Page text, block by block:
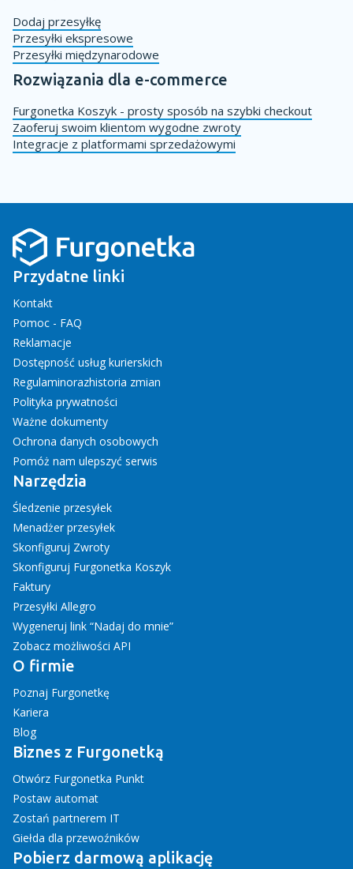
Dodaj przesyłkę
Przesyłki ekspresowe
Przesyłki międzynarodowe
Rozwiązania dla e-commerce
Furgonetka Koszyk - prosty sposób na szybki checkout
Zaoferuj swoim klientom wygodne zwroty
Integracje z platformami sprzedażowymi
Przydatne linki
Kontakt
Pomoc - FAQ
Reklamacje
Dostępność usług kurierskich
Regulaminorazhistoria zmian
Polityka prywatności
Ważne dokumenty
Ochrona danych osobowych
Pomóż nam ulepszyć serwis
Narzędzia
Śledzenie przesyłek
Menadżer przesyłek
Skonfiguruj Zwroty
Skonfiguruj Furgonetka Koszyk
Faktury
Przesyłki Allegro
Wygeneruj link “Nadaj do mnie”
Zobacz możliwości API
O firmie
Poznaj Furgonetkę
Kariera
Blog
Biznes z Furgonetką
Otwórz Furgonetka Punkt
Postaw automat
Zostań partnerem IT
Giełda dla przewoźników
Pobierz darmową aplikację